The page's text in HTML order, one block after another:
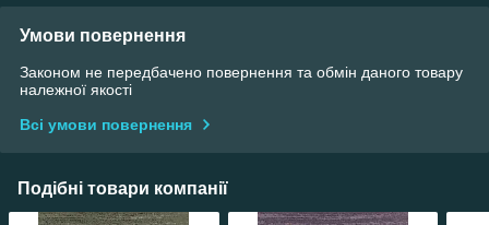
Умови повернення
Законом не передбачено повернення та обмін даного товару
належної якості
Всі умови повернення
Подібні товари компанії